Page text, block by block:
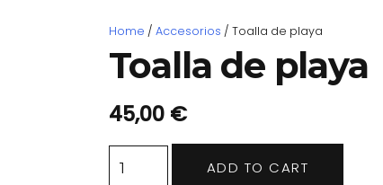
Home / Accesorios / Toalla de playa
Toalla de playa
45,00 €
de
ADD TO CART